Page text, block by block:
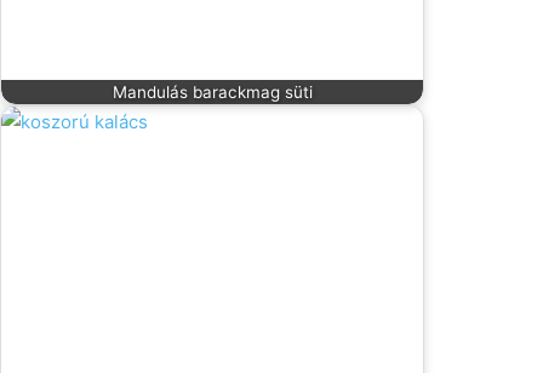
Mandulás barackmag süti